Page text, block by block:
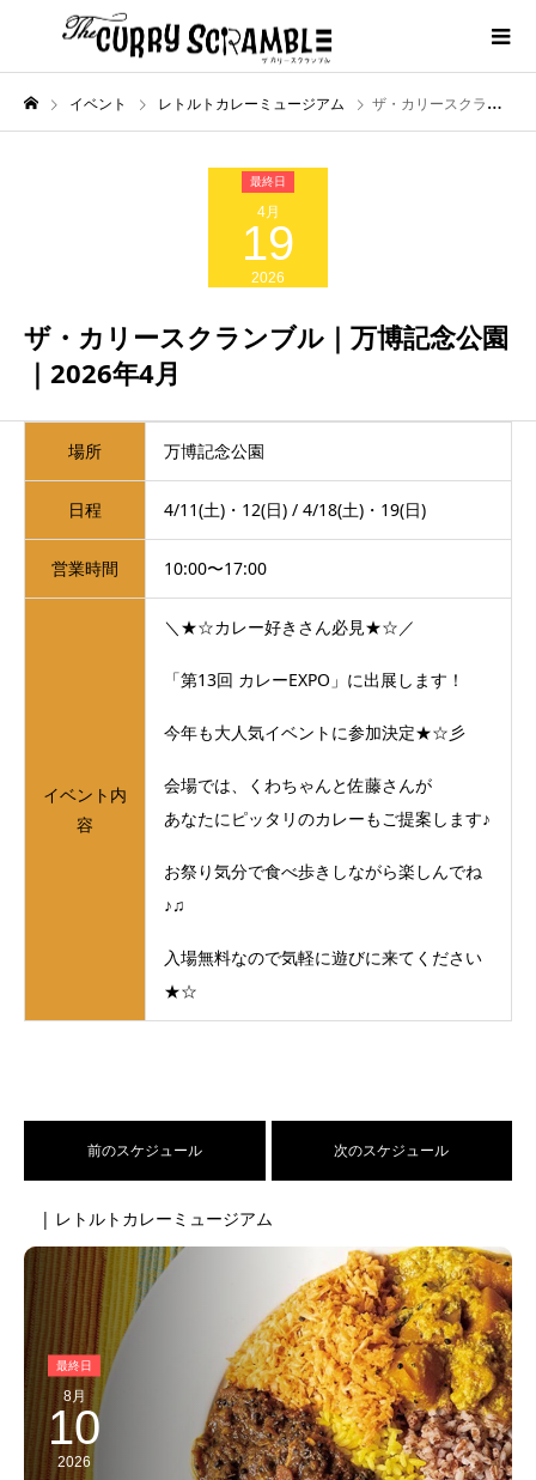
イベント レトルトカレーミュージアム ザ・カリースクランブル｜万博記念公園｜2026年4月
4月
19
2026
ザ・カリースクランブル｜万博記念公園
｜2026年4月
場所 万博記念公園
日程 4/11(土)・12(日) / 4/18(土)・19(日)
営業時間 10:00〜17:00
イベント内
容
＼★☆カレー好きさん必見★☆／
「第13回 カレーEXPO」に出展します！
今年も大人気イベントに参加決定★☆彡
会場では、くわちゃんと佐藤さんが
あなたにピッタリのカレーもご提案します♪
お祭り気分で食べ歩きしながら楽しんでね
♪♫
入場無料なので気軽に遊びに来てください
★☆
前のスケジュール 次のスケジュール
| レトルトカレーミュージアム
8月
10
2026